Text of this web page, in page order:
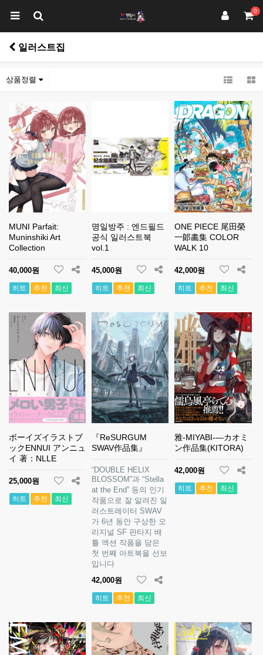
0
일러스트집
상품정렬
MUNI Parfait:
Muninshiki Art
Collection
40,000원
히트 추천 최신
명일방주 : 엔드필드
공식 일러스트북
vol.1
45,000원
히트 추천 최신
ONE PIECE 尾田榮
一郞畵集 COLOR
WALK 10
42,000원
히트 추천 최신
ボーイズイラストブ
ックENNUI アンニュ
イ 著：NLLE
25,000원
히트 추천 최신
『ReSURGUM
SWAV作品集』
“DOUBLE HELIX
BLOSSOM”과 “Stella
at the End” 등의 인기
작품으로 잘 알려진 일
러스트레이터 SWAV
가 6년 동안 구상한 오
리지널 SF 판타지 배
틀 액션 작품을 담은
첫 번째 아트북을 선보
입니다
42,000원
히트 추천 최신
雅-MIYABI-―カオミ
ン作品集(KITORA)
42,000원
히트 추천 최신